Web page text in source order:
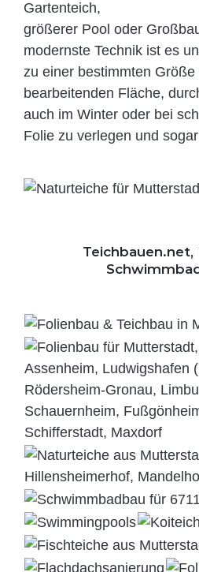
Gartenteich,
größerer Pool oder
modernste Technik ist es
zu einer bestimmten Größe
bearbeitenden Fläche,
auch im Winter oder bei
Folie zu verlegen und
Teichbauen.net,